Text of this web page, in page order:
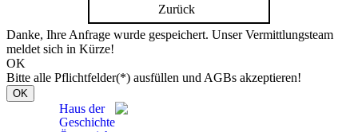
Zurück
Danke, Ihre Anfrage wurde gespeichert. Unser Vermittlungsteam
meldet sich in Kürze!
OK
Bitte alle Pflichtfelder(*) ausfüllen und AGBs akzeptieren!
OK
Haus der
Geschichte